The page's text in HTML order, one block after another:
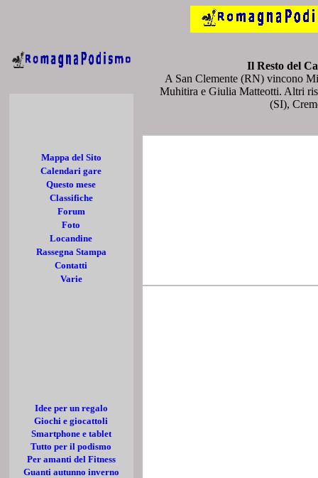
Il Resto del
A San Clemente (RN) vincono
Muhitira e Giulia Matteotti. Altri
(SI),
Mappa del Sito
Calendari gare
Questo mese
Classifiche
Forum
Foto
Locandine
Rassegna Stampa
Contatti
Varie
Idee per un regalo
Giochi e giocattoli
Smartphone e tablet
Tutto per il podismo
Per amanti del Fitness
Guanti autunno inverno